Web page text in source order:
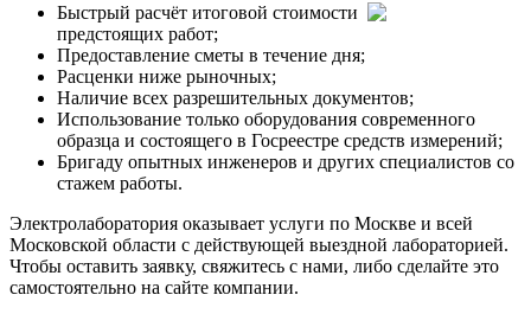
Быстрый расчёт итоговой стоимости
предстоящих работ;
Предоставление сметы в течение дня;
Расценки ниже рыночных;
Наличие всех разрешительных документов;
Использование только оборудования современного
образца и состоящего в Госреестре средств измерений;
Бригаду опытных инженеров и других специалистов со
стажем работы.
Электролаборатория оказывает услуги по Москве и всей
Московской области с действующей выездной лабораторией.
Чтобы оставить заявку, свяжитесь с нами, либо сделайте это
самостоятельно на сайте компании.